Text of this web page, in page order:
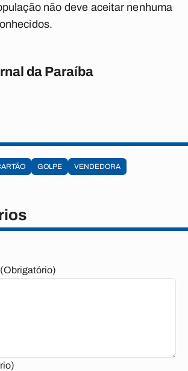
não deve aceitar nenhuma
da Paraíba
GOLPE VENDEDORA